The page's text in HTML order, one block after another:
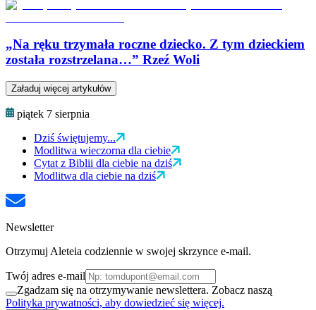
„Na ręku trzymała roczne dziecko. Z tym dzieckiem
została rozstrzelana…” Rzeź Woli
Załaduj więcej artykułów
piątek 7 sierpnia
Dziś świętujemy...
Modlitwa wieczorna dla ciebie
Cytat z Biblii dla ciebie na dziś
Modlitwa dla ciebie na dziś
Newsletter
Otrzymuj Aleteia codziennie w swojej skrzynce e-mail.
Twój adres e-mail
Zgadzam się na otrzymywanie newslettera. Zobacz naszą
Polityka prywatności, aby dowiedzieć się więcej.